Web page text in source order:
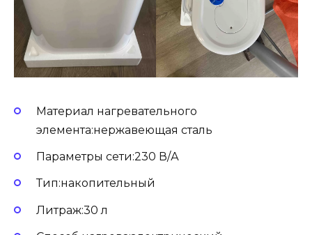
Материал нагревательного
элемента:нержавеющая сталь
Параметры сети:230 В/А
Тип:накопительный
Литраж:30 л